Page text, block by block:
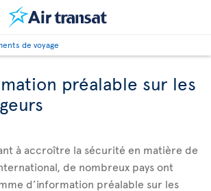
de voyage
préalable sur les
à accroître la sécurité en matière de
de nombreux pays ont
d’information préalable sur les